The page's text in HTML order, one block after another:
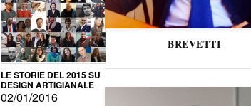
LE STORIE DEL 2015 SU
DESIGN ARTIGIANALE
02/01/2016
BREVETTI